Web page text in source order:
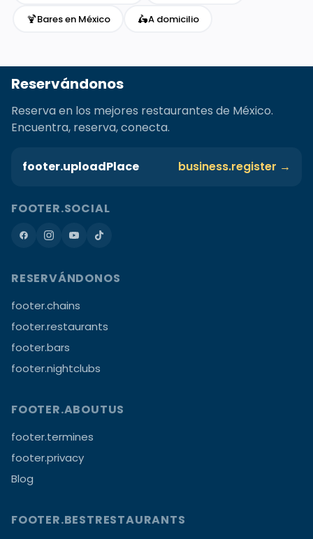
🍹Bares en México 🛵A domicilio
Reservándonos
Reserva en los mejores restaurantes de México.
Encuentra, reserva, conecta.
footer.uploadPlace business.register →
FOOTER.SOCIAL
RESERVÁNDONOS
footer.chains
footer.restaurants
footer.bars
footer.nightclubs
FOOTER.ABOUTUS
footer.termines
footer.privacy
Blog
FOOTER.BESTRESTAURANTS